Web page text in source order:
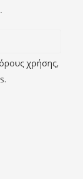
όρους χρήσης,
.